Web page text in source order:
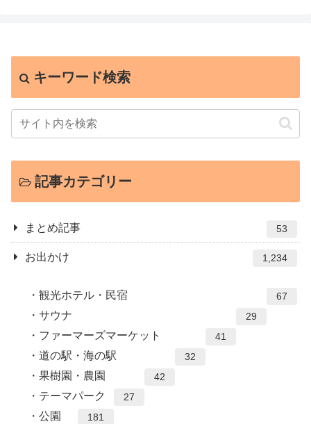
キーワード検索
記事カテゴリー
まとめ記事 53
お出かけ 1,234
観光ホテル・民宿 67
サウナ 29
ファーマーズマーケット 41
道の駅・海の駅 32
果樹園・農園 42
テーマパーク 27
公園 181